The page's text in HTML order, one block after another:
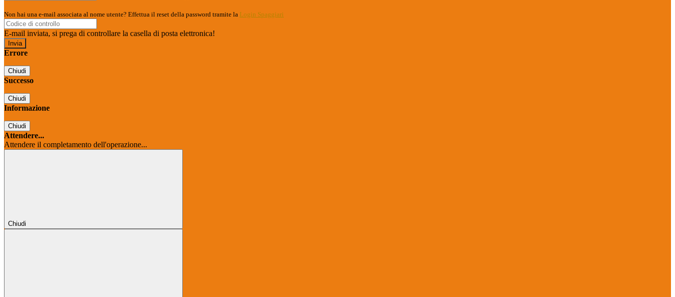
Non hai una e-mail associata al nome utente? Effettua il reset della password tramite la Login Spaggiari
E-mail inviata, si prega di controllare la casella di posta elettronica!
Errore
Chiudi
Successo
Chiudi
Informazione
Chiudi
Attendere...
Attendere il completamento dell'operazione...
Chiudi